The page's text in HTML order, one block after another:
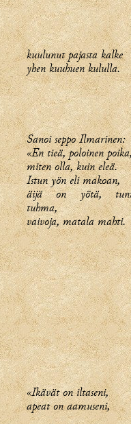
kuulunut pajasta kalke
yhen kuuhuen kululla.
Sanoi seppo Ilmarinen:
«En tieä, poloinen
miten olla, kuin eleä.
Istun yön eli makoan,
äijä on yötä,
tuhma,
vaivoja, matala mahti.
«Ikävät on iltaseni,
apeat on aamuseni,